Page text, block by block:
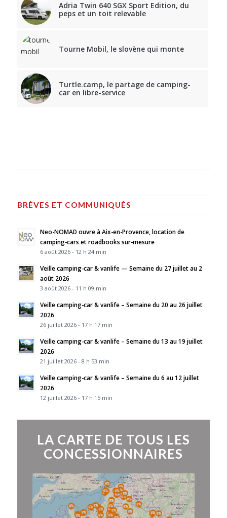
Adria Twin 640 SGX Sport Edition, du
peps et un toit relevable
Tourne Mobil, le slovène qui monte
Turtle.camp, le partage de camping-
car en libre-service
BRÈVES ET COMMUNIQUÉS
Neo-NOMAD ouvre à Aix-en-Provence, location de
camping-cars et roadbooks sur-mesure
6 août 2026 - 12 h 24 min
Veille camping-car & vanlife — Semaine du 27 juillet au 2
août 2026
3 août 2026 - 11 h 09 min
Veille camping-car & vanlife – Semaine du 20 au 26 juillet
2026
26 juillet 2026 - 17 h 17 min
Veille camping-car & vanlife – Semaine du 13 au 19 juillet
2026
21 juillet 2026 - 8 h 53 min
Veille camping-car & vanlife – Semaine du 6 au 12 juillet
2026
12 juillet 2026 - 17 h 15 min
LA CARTE DE TOUS LES
CONCESSIONNAIRES